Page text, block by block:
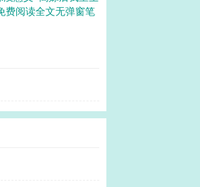
费阅读全文无弹窗笔